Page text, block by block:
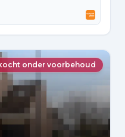
onder voorbehoud